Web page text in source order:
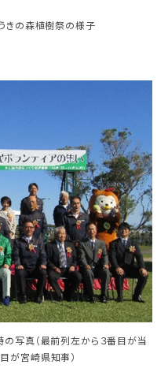
きの森植樹祭の様子
写真（最前列左から３番目が当
が宮崎県知事）